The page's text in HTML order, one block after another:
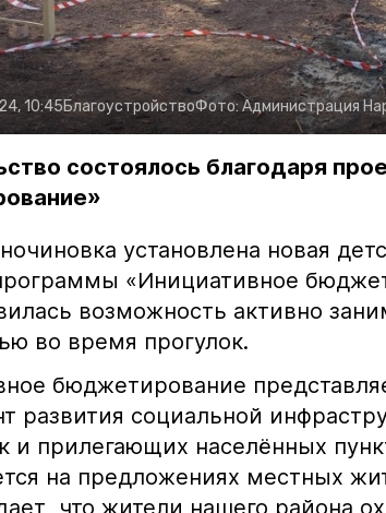
10:45БлагоустройствоФото:Администрация
состоялось благодаря
установлена новая
«Инициативное
возможность активно
во время прогулок.
бюджетирование
развития социальной
и прилегающих населённых
на предложениях местных
что жители нашего района